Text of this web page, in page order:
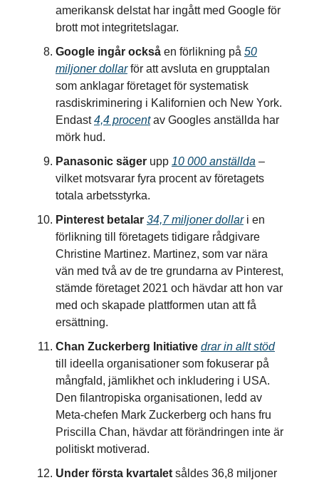
amerikansk delstat har ingått med Google för
brott mot integritetslagar.
Google ingår också en förlikning på 50
miljoner dollarför att avsluta en grupptalan
som anklagar företaget för systematisk
rasdiskriminering i Kalifornien och New York.
Endast4,4 procentav Googles anställda har
mörk hud.
Panasonic säger upp 10 000 anställda –
vilket motsvarar fyra procent av företagets
totala arbetsstyrka.
Pinterest betalar 34,7 miljoner dollari en
förlikning till företagets tidigare rådgivare
Christine Martinez. Martinez, som var nära
vän med två av de tre grundarna av Pinterest,
stämde företaget 2021 och hävdar att hon var
med och skapade plattformen utan att få
ersättning.
Chan Zuckerberg Initiative drar in allt stöd
till ideella organisationer som fokuserar på
mångfald, jämlikhet och inkludering i USA.
Den filantropiska organisationen, ledd av
Meta-chefen Mark Zuckerberg och hans fru
Priscilla Chan, hävdar att förändringen inte är
politiskt motiverad.
Under första kvartalet såldes 36,8 miljoner